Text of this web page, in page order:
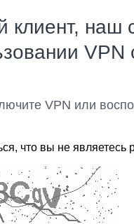
наш
VPN
VPN или
что вы не являетесь